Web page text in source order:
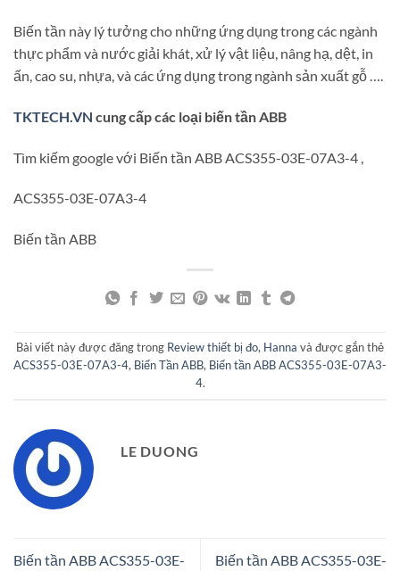
Biến tần này lý tưởng cho những ứng dụng trong các ngành
thực phẩm và nước giải khát, xử lý vật liệu, nâng hạ, dệt, in
ấn, cao su, nhựa, và các ứng dụng trong ngành sản xuất gỗ ….
TKTECH.VN cung cấp các loại biến tần ABB
Tìm kiếm google với Biến tần ABB ACS355-03E-07A3-4 ,
ACS355-03E-07A3-4
Biến tần ABB
Bài viết này được đăng trong Review thiết bị đo, Hanna và được gắn thẻ
ACS355-03E-07A3-4, Biến Tần ABB, Biến tần ABB ACS355-03E-07A3-
4.
LE DUONG
Biến tần ABB ACS355-03E- Biến tần ABB ACS355-03E-